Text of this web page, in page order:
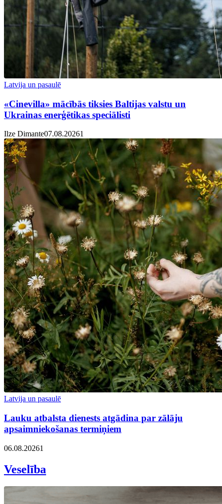
Latvija un pasaulē
«Cinevilla» mācībās tiksies Baltijas valstu un
Ukrainas enerģētikas speciālisti
Ilze Dimante07.08.20261
Latvija un pasaulē
Lauku atbalsta dienests atgādina par zālāju
apsaimniekošanas termiņiem
06.08.20261
Veselība